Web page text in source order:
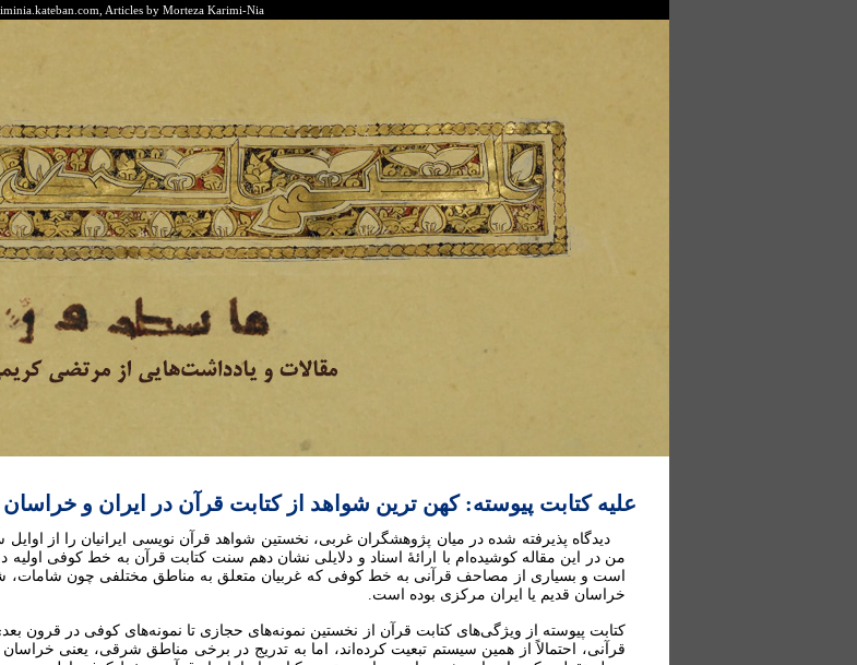
Articles by Morteza Karimi-Nia
علیه کتابت پیوسته: کهن ترین شواهد از کتابت قرآن در ایران و
دیدگاه پذیرفته شده در میان پژوهشگران غربی، نخستین شواهد قرآن نویسی ایرانیان را از
من در این مقاله کوشیده‌ام با ارائۀ اسناد و دلایلی نشان دهم سنت کتابت قرآن به خط کوفی
است و بسیاری از مصاحف قرآنی به خط کوفی که غربیان متعلق به مناطق مختلفی چون شامات، شمال
خراسان قدیم یا ایران مرکزی بوده است.
کتابت پیوسته از ویژگی‌های کتابت قرآن از نخستین نمونه‌های حجازی تا نمونه‌های کوفی در قرون
قرآنی، احتمالاً از همین سیستم تبعیت کرده‌اند، اما به تدریج در برخی مناطق شرقی، یعنی خراسان